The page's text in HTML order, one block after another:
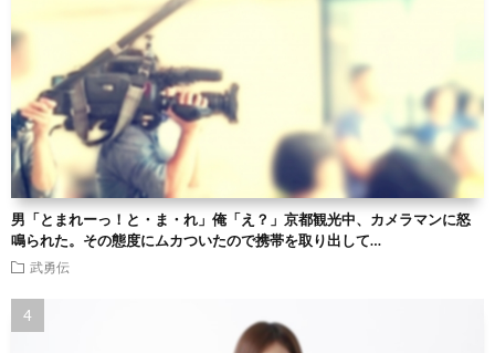
男「とまれーっ！と・ま・れ」俺「え？」京都観光中、カメラマンに怒
鳴られた。その態度にムカついたので携帯を取り出して…
武勇伝